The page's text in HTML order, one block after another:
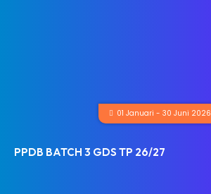
01 Januari - 30 Juni 2026
PPDB BATCH 3 GDS TP 26/27